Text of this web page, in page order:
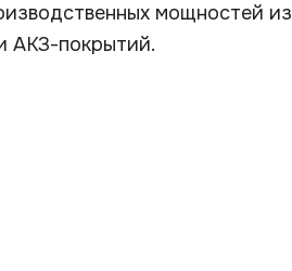
мощностей из
АКЗ-покрытий.